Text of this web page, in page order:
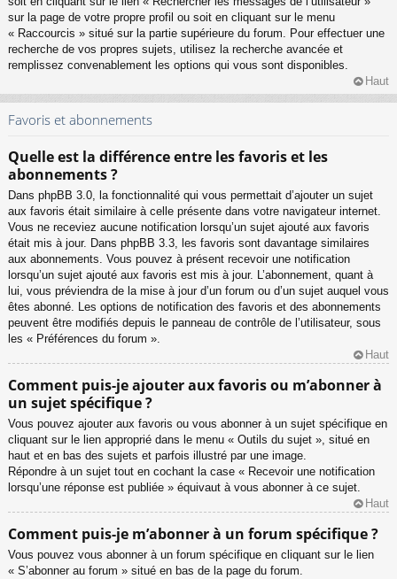
sur la page de votre propre profil ou soit en cliquant sur le menu
« Raccourcis » situé sur la partie supérieure du forum. Pour effectuer une
recherche de vos propres sujets, utilisez la recherche avancée et
remplissez convenablement les options qui vous sont disponibles.
Haut
Favoris et abonnements
Quelle est la différence entre les favoris et les
abonnements ?
Dans phpBB 3.0, la fonctionnalité qui vous permettait d’ajouter un sujet
aux favoris était similaire à celle présente dans votre navigateur internet.
Vous ne receviez aucune notification lorsqu’un sujet ajouté aux favoris
était mis à jour. Dans phpBB 3.3, les favoris sont davantage similaires
aux abonnements. Vous pouvez à présent recevoir une notification
lorsqu’un sujet ajouté aux favoris est mis à jour. L’abonnement, quant à
lui, vous préviendra de la mise à jour d’un forum ou d’un sujet auquel vous
êtes abonné. Les options de notification des favoris et des abonnements
peuvent être modifiés depuis le panneau de contrôle de l’utilisateur, sous
les « Préférences du forum ».
Haut
Comment puis-je ajouter aux favoris ou m’abonner à
un sujet spécifique ?
Vous pouvez ajouter aux favoris ou vous abonner à un sujet spécifique en
cliquant sur le lien approprié dans le menu « Outils du sujet », situé en
haut et en bas des sujets et parfois illustré par une image.
Répondre à un sujet tout en cochant la case « Recevoir une notification
lorsqu’une réponse est publiée » équivaut à vous abonner à ce sujet.
Haut
Comment puis-je m’abonner à un forum spécifique ?
Vous pouvez vous abonner à un forum spécifique en cliquant sur le lien
« S’abonner au forum » situé en bas de la page du forum.